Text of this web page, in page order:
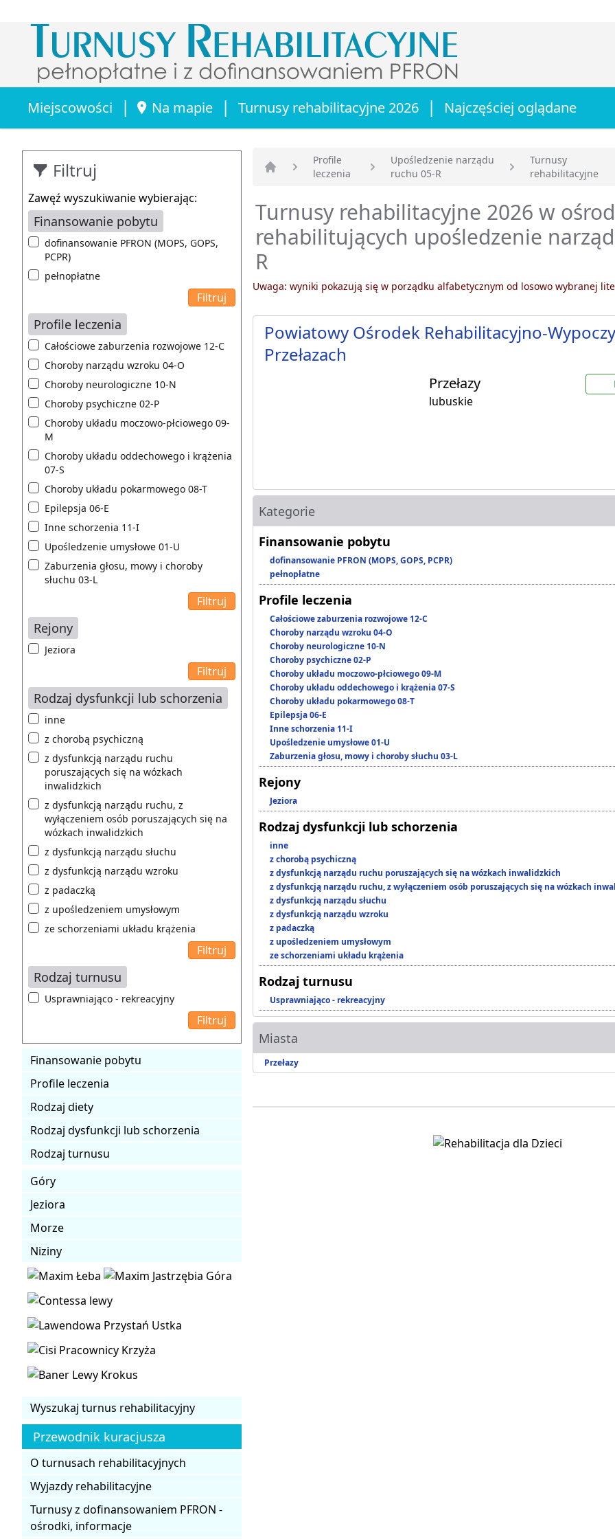
Miejscowości | Na mapie | Turnusy rehabilitacyjne 2026 | Najczęściej oglądane
Filtruj
Zawęź wyszukiwanie wybierając:
Finansowanie pobytu
dofinansowanie PFRON (MOPS, GOPS,
PCPR)
pełnopłatne
Profile leczenia
Całościowe zaburzenia rozwojowe 12-C
Choroby narządu wzroku 04-O
Choroby neurologiczne 10-N
Choroby psychiczne 02-P
Choroby układu moczowo-płciowego 09-
M
Choroby układu oddechowego i krążenia
07-S
Choroby układu pokarmowego 08-T
Epilepsja 06-E
Inne schorzenia 11-I
Upośledzenie umysłowe 01-U
Zaburzenia głosu, mowy i choroby
słuchu 03-L
Rejony
Jeziora
Rodzaj dysfunkcji lub schorzenia
inne
z chorobą psychiczną
z dysfunkcją narządu ruchu
poruszających się na wózkach
inwalidzkich
z dysfunkcją narządu ruchu, z
wyłączeniem osób poruszających się na
wózkach inwalidzkich
z dysfunkcją narządu słuchu
z dysfunkcją narządu wzroku
z padaczką
z upośledzeniem umysłowym
ze schorzeniami układu krążenia
Rodzaj turnusu
Usprawniająco - rekreacyjny
Finansowanie pobytu
Profile leczenia
Rodzaj diety
Rodzaj dysfunkcji lub schorzenia
Rodzaj turnusu
Góry
Jeziora
Morze
Niziny
Wyszukaj turnus rehabilitacyjny
Przewodnik kuracjusza
O turnusach rehabilitacyjnych
Wyjazdy rehabilitacyjne
Turnusy z dofinansowaniem PFRON -
ośrodki, informacje
Strona główna
Profile
leczenia
Upośledzenie narządu
ruchu 05-R
Turnusy
rehabilitacyjne
Turnusy rehabilitacyjne 2026 w
rehabilitujących upośledzenie
R
Uwaga: wyniki pokazują się w porządku alfabetycznym od losowo wybranej
Powiatowy Ośrodek Rehabilitacyjno-
Przełazach
Przełazy
lubuskie
Kategorie
Finansowanie pobytu
dofinansowanie PFRON (MOPS, GOPS, PCPR)
pełnopłatne
Profile leczenia
Całościowe zaburzenia rozwojowe 12-C
Choroby narządu wzroku 04-O
Choroby neurologiczne 10-N
Choroby psychiczne 02-P
Choroby układu moczowo-płciowego 09-M
Choroby układu oddechowego i krążenia 07-S
Choroby układu pokarmowego 08-T
Epilepsja 06-E
Inne schorzenia 11-I
Upośledzenie umysłowe 01-U
Zaburzenia głosu, mowy i choroby słuchu 03-L
Rejony
Jeziora
Rodzaj dysfunkcji lub schorzenia
inne
z chorobą psychiczną
z dysfunkcją narządu ruchu poruszających się na wózkach inwalidzkich
z dysfunkcją narządu ruchu, z wyłączeniem osób poruszających się na wózkach
z dysfunkcją narządu słuchu
z dysfunkcją narządu wzroku
z padaczką
z upośledzeniem umysłowym
ze schorzeniami układu krążenia
Rodzaj turnusu
Usprawniająco - rekreacyjny
Miasta
Przełazy